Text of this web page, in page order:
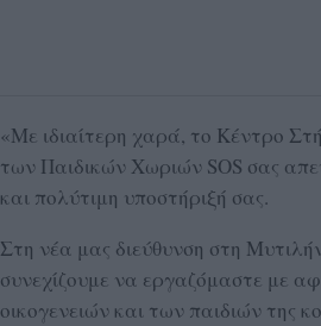
«Με ιδιαίτερη χαρά, το Κέντρο
των Παιδικών Χωριών SOS σας
και πολύτιμη υποστήριξή σας.
Στη νέα μας διεύθυνση στη
συνεχίζουμε να εργαζόμαστε με
οικογενειών και των παιδιών της